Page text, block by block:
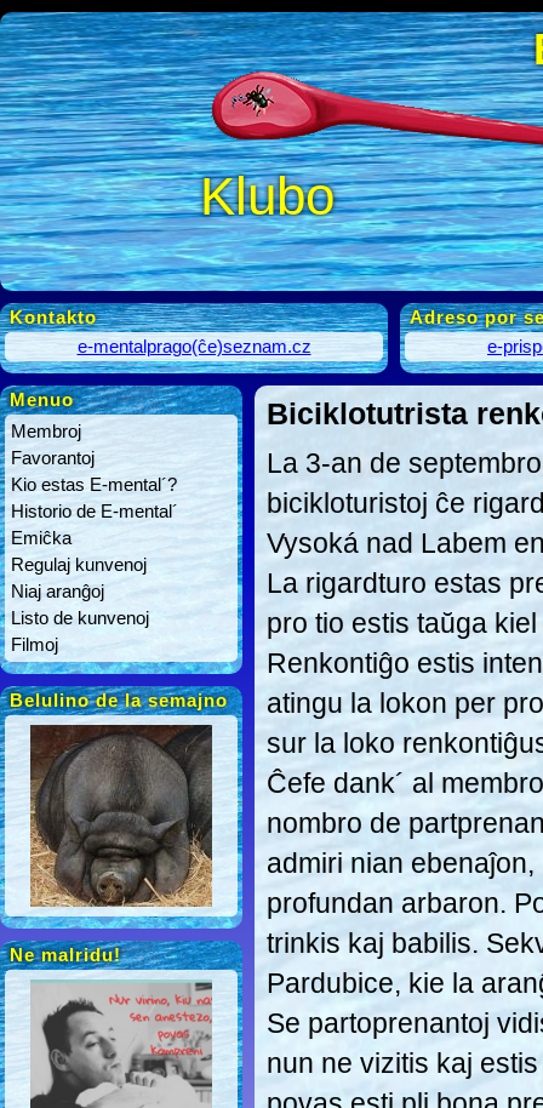
Klubo
Kontakto
e-mentalprago(ĉe)seznam.cz
Adreso por
e-
Menuo
Membroj
Favorantoj
Kio estas E-mental´?
Historio de E-mental´
Emiĉka
Regulaj kunvenoj
Niaj aranĝoj
Listo de kunvenoj
Filmoj
Belulino de la semajno
Ne malridu!
Biciklotutrista
La 3-an de
bicikloturistoj ĉe
Vysoká nad Labem
La rigardturo estas
pro tio estis taŭga
Renkontiĝo estis
atingu la lokon per
sur la loko
Ĉefe dank´ al
nombro de
admiri nian
profundan arbaron.
trinkis kaj babilis.
Pardubice, kie la
Se partoprenantoj
nun ne vizitis kaj